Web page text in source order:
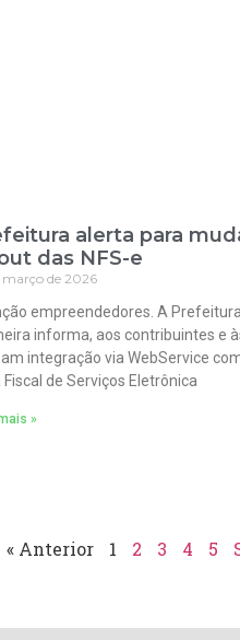
alerta para
das NFS-e
março de 2026
empreendedores. A
informa, aos contribuintes e
integração via WebService
Fiscal de Serviços Eletrônica
»
« Anterior 1 2 3 4 5